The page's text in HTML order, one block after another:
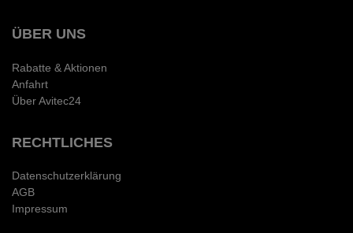
ÜBER UNS
Rabatte & Aktionen
Anfahrt
Über Avitec24
RECHTLICHES
Datenschutzerklärung
AGB
Impressum